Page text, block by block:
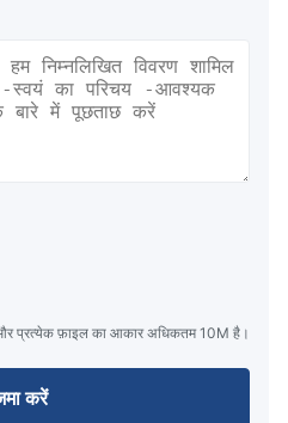
प्रत्येक फ़ाइल का आकार अधिकतम 10M है।
करें